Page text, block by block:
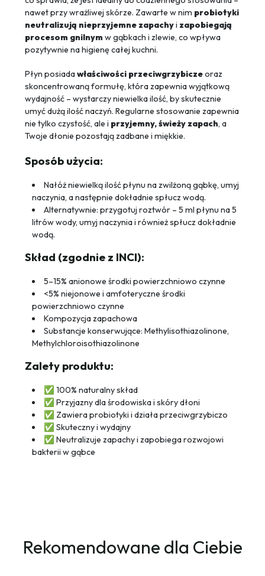
nawet przy wrażliwej skórze. Zawarte w nim probiotyki
neutralizują nieprzyjemne zapachyi zapobiegają
procesom gnilnym w gąbkach i zlewie, co wpływa
pozytywnie na higienę całej kuchni.
Płyn posiadawłaściwości przeciwgrzybiczeoraz
skoncentrowaną formułę, która zapewnia wyjątkową
wydajność – wystarczy niewielka ilość, by skutecznie
umyć dużą ilość naczyń. Regularne stosowanie zapewnia
nie tylko czystość, ale i przyjemny, świeży zapach, a
Twoje dłonie pozostają zadbane i miękkie.
Sposób użycia:
Nałóż niewielką ilość płynu na zwilżoną gąbkę, umyj
naczynia, a następnie dokładnie spłucz wodą.
Alternatywnie: przygotuj roztwór – 5 ml płynu na 5
litrów wody, umyj naczynia i również spłucz dokładnie
wodą.
Skład (zgodnie z INCI):
5–15% anionowe środki powierzchniowo czynne
<5% niejonowe i amfoteryczne środki
powierzchniowo czynne
Kompozycja zapachowa
Substancje konserwujące: Methylisothiazolinone,
Methylchloroisothiazolinone
Zalety produktu:
✅ 100% naturalny skład
✅ Przyjazny dla środowiska i skóry dłoni
✅ Zawiera probiotyki i działa przeciwgrzybiczo
✅ Skuteczny i wydajny
✅ Neutralizuje zapachy i zapobiega rozwojowi
bakterii w gąbce
Rekomendowane dla Ciebie